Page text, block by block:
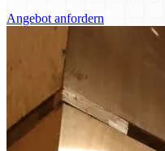
Angebot anfordern